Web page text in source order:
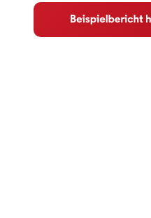
Trends und Einblicke